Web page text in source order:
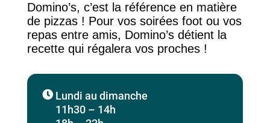
Domino’s, c’est la référence en matière
de pizzas ! Pour vos soirées foot ou vos
repas entre amis, Domino’s détient la
recette qui régalera vos proches !
Lundi au dimanche
11h30 – 14h